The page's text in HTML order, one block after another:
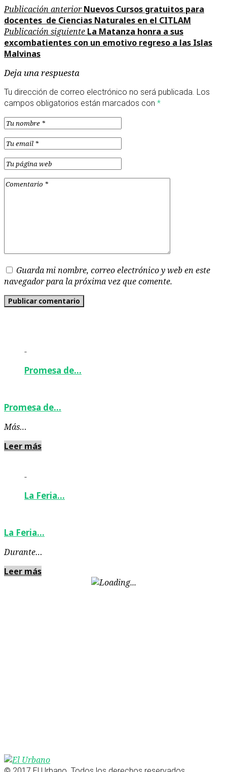
Navegación
de
entradas
Publicación anterior Publicación
anterior
Nuevos Cursos gratuitos para
docentes de Ciencias Naturales en el CITLAM
Publicación siguiente Publicación
siguiente
La Matanza honra a sus
excombatientes con un emotivo regreso a las Islas
Malvinas
Deja una respuesta
Tu dirección de correo electrónico no será publicada. Los
campos obligatorios están marcados con *
Guarda mi nombre, correo electrónico y web en este
navegador para la próxima vez que comente.
-
Promesa de…
Promesa de…
Más…
Leer más
-
La Feria…
La Feria…
Durante…
Leer más